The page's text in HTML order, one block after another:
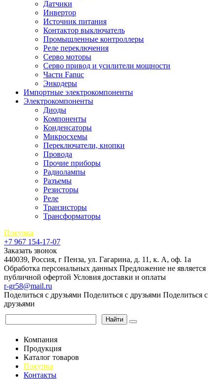
Датчики
Инвертор
Источник питания
Контактор выключатель
Промышленные контроллеры
Реле переключения
Серво моторы
Серво привод и усилители мощности
Части Fanuc
Энкодеры
Импортные электрокомпоненты
Электрокомпоненты
Диоды
Компоненты
Конденсаторы
Микросхемы
Переключатели, кнопки
Провода
Прочие приборы
Радиолампы
Разъемы
Резисторы
Реле
Транзисторы
Трансформаторы
Покупка
+7 967 154-17-07
Заказать звонок
440039, Россия, г Пенза, ул. Гагарина, д. 11, к. А, оф. 1а
Обработка персональных данных Предложение не является
публичной офертой Условия доставки и оплаты
r-gr58@mail.ru
Поделиться с друзьями Поделиться с друзьями Поделиться с
друзьями
Найти
Компания
Продукция
Каталог товаров
Покупка
Контакты